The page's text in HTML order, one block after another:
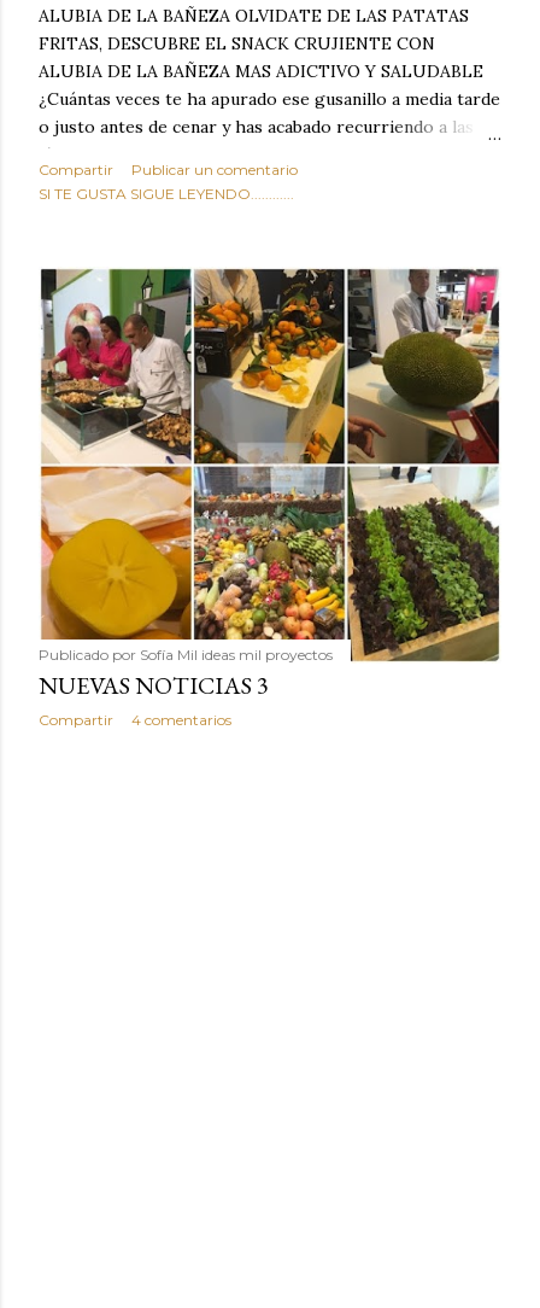
ALUBIA DE LA BAÑEZA OLVIDATE DE LAS PATATAS
FRITAS, DESCUBRE EL SNACK CRUJIENTE CON
ALUBIA DE LA BAÑEZA MAS ADICTIVO Y SALUDABLE
¿Cuántas veces te ha apurado ese gusanillo a media tarde
o justo antes de cenar y has acabado recurriendo a las
típicas patatas de bolsa, frutos secos fritos o snacks
ultraprocesados llenos de grasas saturadas y sodio?
sabroso, con ese toque tostado y crujiente que tanto nos
satisface. Estas alubias crujientes al horno van a cambiar
por completo tu forma de ver las legumbres. Olvídate de
asociar las alubias únicamente a los guisos tradicionales y
copiosos de invierno. Con esta receta simple pero
revolucionaria, transformaremos un ingrediente tan
humilde como la alubia de La Bañeza en un snack ligero,
dorado, cargado de proteína y 100% natural. Es el
sustituto perfecto a los frutos se...
Compartir
Publicar un comentario
SI TE GUSTA SIGUE LEYENDO............
Publicado por Sofía Mil ideas mil proyectos
NUEVAS NOTICIAS 3
Compartir 4 comentarios